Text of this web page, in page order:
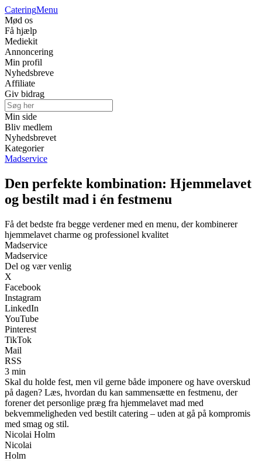
CateringMenu
Mød os
Få hjælp
Mediekit
Annoncering
Min profil
Nyhedsbreve
Affiliate
Giv bidrag
Min side
Bliv medlem
Nyhedsbrevet
Kategorier
Madservice
Den perfekte kombination: Hjemmelavet
og bestilt mad i én festmenu
Få det bedste fra begge verdener med en menu, der kombinerer
hjemmelavet charme og professionel kvalitet
Madservice
Madservice
Del og vær venlig
X
Facebook
Instagram
LinkedIn
YouTube
Pinterest
TikTok
Mail
RSS
3 min
Skal du holde fest, men vil gerne både imponere og have overskud
på dagen? Læs, hvordan du kan sammensætte en festmenu, der
forener det personlige præg fra hjemmelavet mad med
bekvemmeligheden ved bestilt catering – uden at gå på kompromis
med smag og stil.
Nicolai Holm
Nicolai
Holm